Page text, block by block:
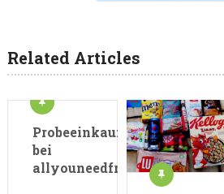
Related Articles
Probeeinkauf
bei
allyouneedfresh.de